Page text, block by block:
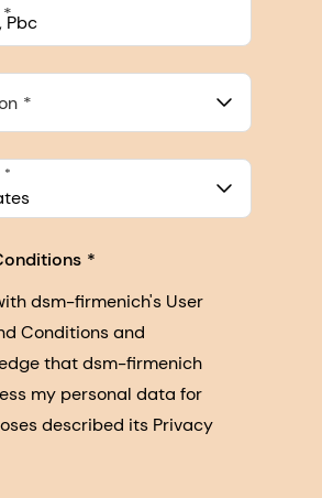
90375, San Francisco, California, US
dsm-firmenich's User
Conditions and
that dsm-firmenich
my personal data for
described its Privacy